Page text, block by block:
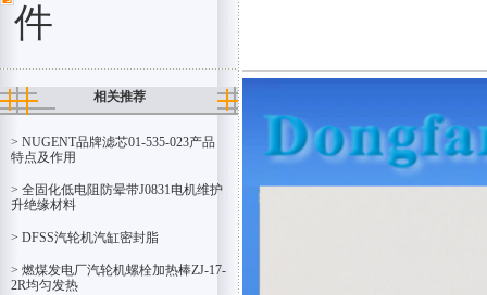
件
相关推荐
> NUGENT品牌滤芯01-535-023产品
特点及作用
> 全​固化低电阻防晕带J0831电机维护
升绝缘材料
> DFSS汽轮机汽缸密封脂
> 燃煤发电厂汽轮机螺栓加热棒ZJ-17-
2R均匀发热